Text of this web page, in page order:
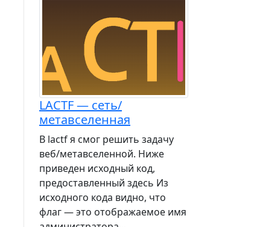
LACTF — сеть/
метавселенная
В lactf я смог решить задачу
веб/метавселенной. Ниже
приведен исходный код,
предоставленный здесь Из
исходного кода видно, что
флаг — это отображаемое имя